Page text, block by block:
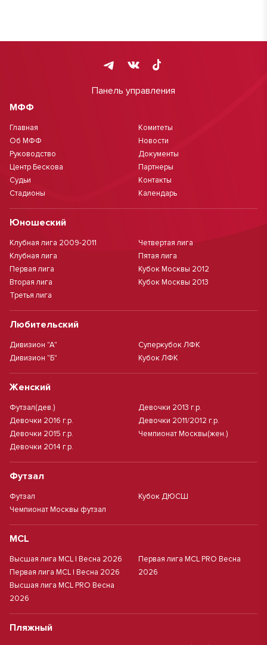
Панель управления
МФФ
Главная
Об МФФ
Руководство
Центр Бескова
Судьи
Стадионы
Комитеты
Новости
Документы
Партнеры
Контакты
Календарь
Юношеский
Клубная лига 2009-2011
Клубная лига
Первая лига
Вторая лига
Третья лига
Четвертая лига
Пятая лига
Кубок Москвы 2012
Кубок Москвы 2013
Любительский
Дивизион "А"
Дивизион "Б"
Суперкубок ЛФК
Кубок ЛФК
Женский
Футзал(дев.)
Девочки 2016 г.р.
Девочки 2015 г.р.
Девочки 2014 г.р.
Девочки 2013 г.р.
Девочки 2011/2012 г.р.
Чемпионат Москвы(жен.)
Футзал
Футзал
Чемпионат Москвы футзал
Кубок ДЮСШ
MCL
Высшая лига MCL | Весна 2026
Первая лига MCL | Весна 2026
Высшая лига MCL PRO Весна
2026
Первая лига MCL PRO Весна
2026
Пляжный